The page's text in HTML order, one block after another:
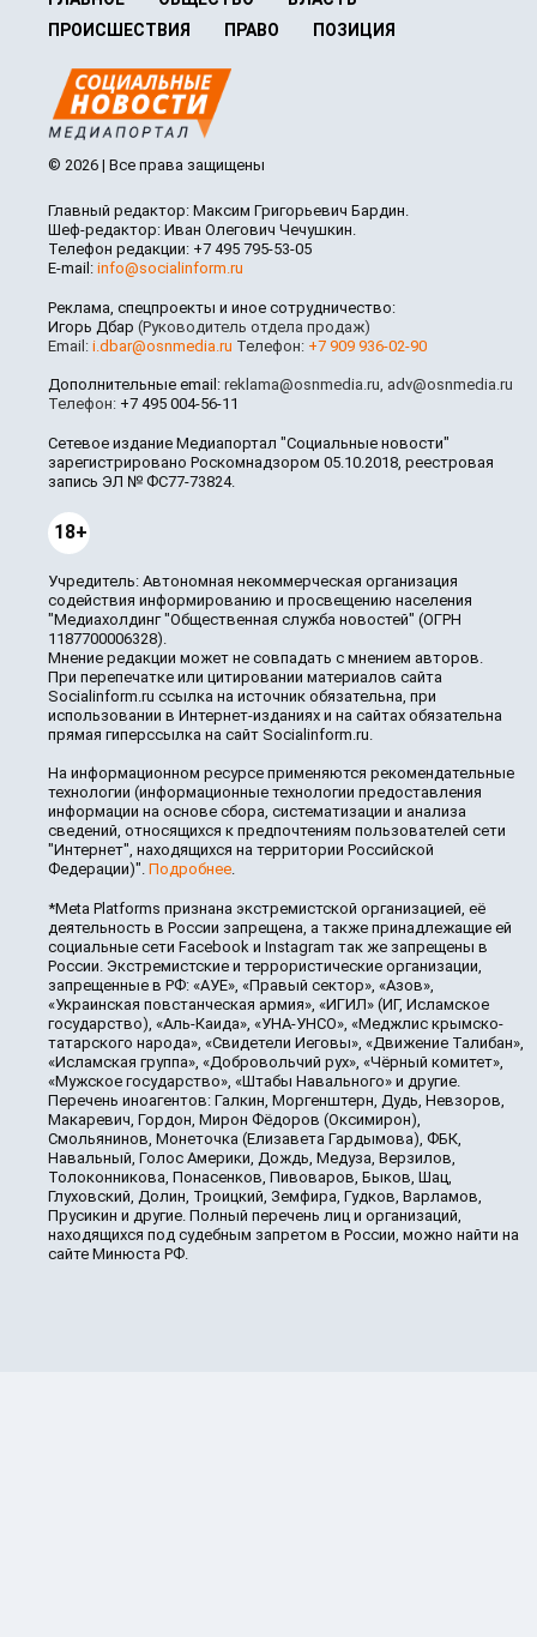
ПРОИСШЕСТВИЯ
ПРАВО ПОЗИЦИЯ
© 2026 | Все права защищены
Главный редактор: Максим Григорьевич Бардин.
Шеф-редактор: Иван Олегович Чечушкин.
Телефон редакции: +7 495 795-53-05
E-mail: info@socialinform.ru
Реклама, спецпроекты и иное сотрудничество:
Игорь Дбар (Руководитель отдела продаж)
Email: i.dbar@osnmedia.ru Телефон: +7 909 936-02-90
Дополнительные email: reklama@osnmedia.ru, adv@osnmedia.ru
Телефон: +7 495 004-56-11
Сетевое издание Медиапортал "Социальные новости"
зарегистрировано Роскомнадзором 05.10.2018, реестровая
запись ЭЛ № ФС77-73824.
18+
Учредитель: Автономная некоммерческая организация
содействия информированию и просвещению населения
"Медиахолдинг "Общественная служба новостей" (ОГРН
1187700006328).
Мнение редакции может не совпадать с мнением авторов.
При перепечатке или цитировании материалов сайта
Socialinform.ru ссылка на источник обязательна, при
использовании в Интернет-изданиях и на сайтах обязательна
прямая гиперссылка на сайт Socialinform.ru.
На информационном ресурсе применяются рекомендательные
технологии (информационные технологии предоставления
информации на основе сбора, систематизации и анализа
сведений, относящихся к предпочтениям пользователей сети
"Интернет", находящихся на территории Российской
Федерации)". Подробнее.
*Meta Platforms признана экстремистской организацией, её
деятельность в России запрещена, а также принадлежащие ей
социальные сети Facebook и Instagram так же запрещены в
России. Экстремистские и террористические организации,
запрещенные в РФ: «АУЕ», «Правый сектор», «Азов»,
«Украинская повстанческая армия», «ИГИЛ» (ИГ, Исламское
государство), «Аль-Каида», «УНА-УНСО», «Меджлис крымско-
татарского народа», «Свидетели Иеговы», «Движение Талибан»,
«Исламская группа», «Добровольчий рух», «Чёрный комитет»,
«Мужское государство», «Штабы Навального» и другие.
Перечень иноагентов: Галкин, Моргенштерн, Дудь, Невзоров,
Макаревич, Гордон, Мирон Фёдоров (Оксимирон),
Смольянинов, Монеточка (Елизавета Гардымова), ФБК,
Навальный, Голос Америки, Дождь, Медуза, Верзилов,
Толоконникова, Понасенков, Пивоваров, Быков, Шац,
Глуховский, Долин, Троицкий, Земфира, Гудков, Варламов,
Прусикин и другие. Полный перечень лиц и организаций,
находящихся под судебным запретом в России, можно найти на
сайте Минюста РФ.